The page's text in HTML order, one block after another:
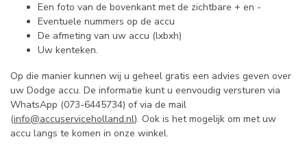
Een foto van de bovenkant met de zichtbare + en -
Eventuele nummers op de accu
De afmeting van uw accu (lxbxh)
Uw kenteken.
Op die manier kunnen wij u geheel gratis een advies geven over
uw Dodge accu. De informatie kunt u eenvoudig versturen via
WhatsApp (073-6445734) of via de mail
(info@accuserviceholland.nl). Ook is het mogelijk om met uw
accu langs te komen in onze winkel.